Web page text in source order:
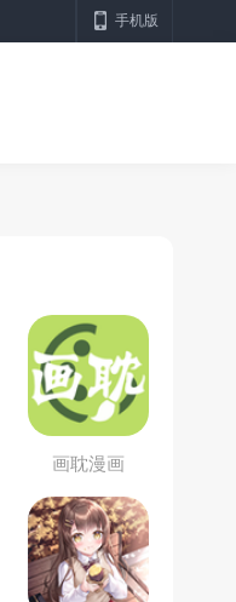
手机版
画耽漫画